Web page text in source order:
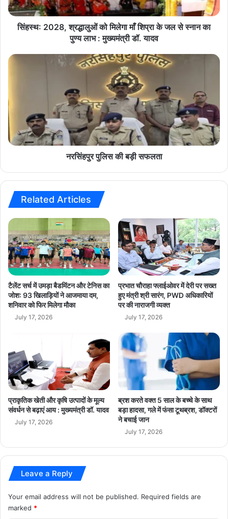
8
,
ओं
गा
माँ
शि
प्रा
के
न
का
पु
ण्य
ला
भ
:
मु
ख्य
मं
त्री
व
सिंहस्थ: 2028, श्रद्धालुओं को मिलेगा माँ शिप्रा के जल से स्नान का
पुण्य लाभ : मुख्यमंत्री डॉ. यादव
न
पु
र
पु
लि
स
फ
ल
ता
नरसिंहपुर पुलिस की बड़ी सफलता
Related Articles
टैलेंट सर्च में उमड़ा बैडमिंटन और टेनिस का
जोश: 93 खिलाड़ियों ने आजमाया दम,
शनिवार को फिर मिलेगा मौका
July 17, 2026
प्रभात चौराहा फ्लाईओवर में देरी पर सख्त
हुए मंत्री श्री सारंग, PWD अधिकारियों
पर की नाराजगी व्यक्त
July 17, 2026
प्राकृतिक खेती और कृषि उत्पादों के मूल्य
संवर्धन से बढ़ाएं आय : मुख्यमंत्री डॉ. यादव
July 17, 2026
ब्रश करते वक्त 5 साल के बच्चे के साथ
बड़ा हादसा, गले में फंसा टूथब्रश, डॉक्टरों
ने बचाई जान
July 17, 2026
Leave a Reply
Your email address will not be published. Required fields are
marked *